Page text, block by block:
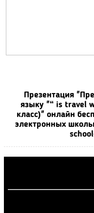
Презентация
языку "“ is travel
класс)" онлайн
электронных